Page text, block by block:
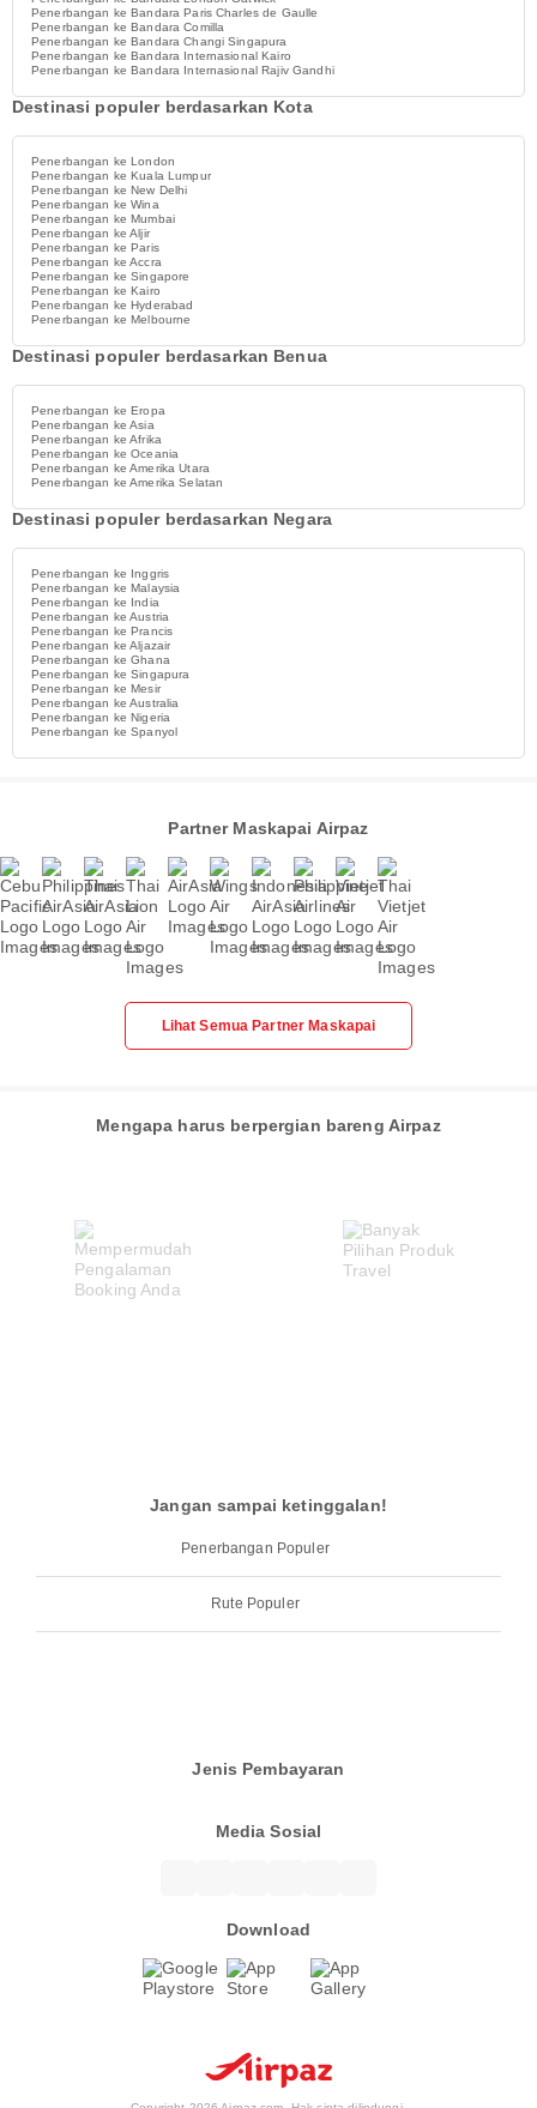
Penerbangan ke Bandara Paris Charles de Gaulle
Penerbangan ke Bandara Comilla
Penerbangan ke Bandara Changi Singapura
Penerbangan ke Bandara Internasional Kairo
Penerbangan ke Bandara Internasional Rajiv Gandhi
Destinasi populer berdasarkan Kota
Penerbangan ke London
Penerbangan ke Kuala Lumpur
Penerbangan ke New Delhi
Penerbangan ke Wina
Penerbangan ke Mumbai
Penerbangan ke Aljir
Penerbangan ke Paris
Penerbangan ke Accra
Penerbangan ke Singapore
Penerbangan ke Kairo
Penerbangan ke Hyderabad
Penerbangan ke Melbourne
Destinasi populer berdasarkan Benua
Penerbangan ke Eropa
Penerbangan ke Asia
Penerbangan ke Afrika
Penerbangan ke Oceania
Penerbangan ke Amerika Utara
Penerbangan ke Amerika Selatan
Destinasi populer berdasarkan Negara
Penerbangan ke Inggris
Penerbangan ke Malaysia
Penerbangan ke India
Penerbangan ke Austria
Penerbangan ke Prancis
Penerbangan ke Aljazair
Penerbangan ke Ghana
Penerbangan ke Singapura
Penerbangan ke Mesir
Penerbangan ke Australia
Penerbangan ke Nigeria
Penerbangan ke Spanyol
Partner Maskapai Airpaz
Lihat Semua Partner Maskapai
Mengapa harus berpergian bareng Airpaz
Jangan sampai ketinggalan!
Penerbangan Populer
Rute Populer
Jenis Pembayaran
Media Sosial
Download